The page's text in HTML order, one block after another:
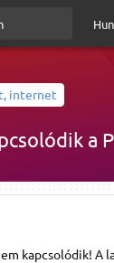
internet
a
kapcsolódik! A